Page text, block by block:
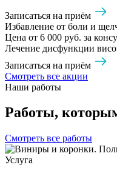
Записаться на приём
Избавление от боли и
Цена от 6 000 руб. за
Лечение дисфункции
Записаться на приём
Смотреть все акции
Наши работы
Работы,
Смотреть все работы
Услуга